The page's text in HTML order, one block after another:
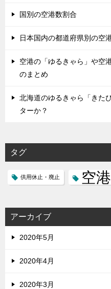
国別の空港数割合
日本国内の都道府県別の空
空港の「ゆるきゃら」や空
のまとめ
北海道のゆるきゃら「きた
ターか？
タグ
供用休止・廃止 空港
アーカイブ
2020年5月
2020年4月
2020年3月